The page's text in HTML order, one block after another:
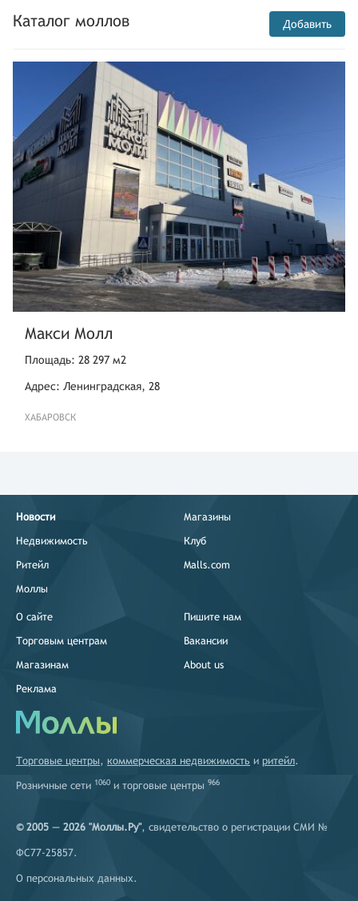
Каталог моллов Добавить
Макси Молл
Площадь: 28 297 м2
Адрес: Ленинградская, 28
ХАБАРОВСК
Новости
Недвижимость
Ритейл
Моллы
Магазины
Клуб
Malls.com
О сайте
Торговым центрам
Магазинам
Реклама
Пишите нам
Вакансии
About us
Торговые центры, коммерческая недвижимость и ритейл.
Розничные сети 1060 и торговые центры 966
© 2005 — 2026 "Моллы.Ру", свидетельство о регистрации СМИ №
ФС77-25857.
О персональных данных.